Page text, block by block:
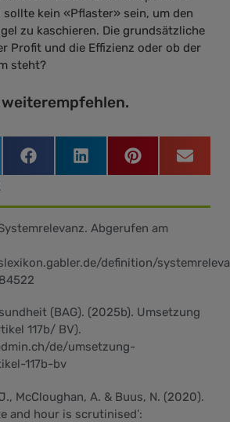
kein «Pflaster» sein, um den
zu kaschieren. Die grundsätzliche
Profit und die Effizienz oder ob der
steht?
Abgerufen am
definition/
(BAG). (2025b). Umsetzung
117b/ BV).
de/umsetzung-
117b-bv
McCloughan, A. & Buus, N. (2020).
and hour is scrutinised’: